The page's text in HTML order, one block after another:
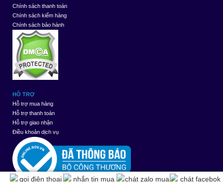
Chính sách thanh toán
Chính sách kiểm hàng
Chính sách bảo hành
HỖ TRỢ
Hỗ trợ mua hàng
Hỗ trợ thanh toán
Hỗ trợ giao nhận
Điều khoản dịch vụ